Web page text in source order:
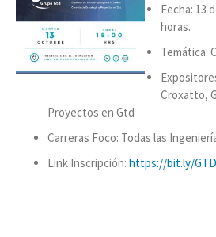
Fecha: 13
horas.
Temática:
Croxatto,
Proyectos en Gtd
Carreras Foco: Todas las
Link Inscripción: https://bit.ly/